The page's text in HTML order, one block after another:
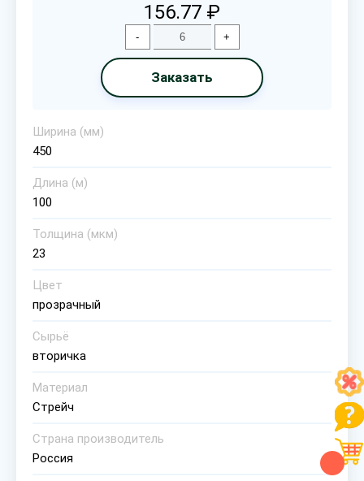
156.77 ₽
- +
Заказать
Ширина (мм)
450
Длина (м)
100
Толщина (мкм)
23
Цвет
прозрачный
Сырьё
вторичка
Материал
Стрейч
Страна производитель
Россия